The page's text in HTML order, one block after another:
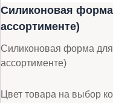
Силиконовая
ассортименте)
Силиконовая форма
ассортименте)
Цвет товара на выбор